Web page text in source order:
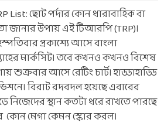
List: ছোট পর্দার কোন ধারাবাহিক বা
জানার উপায় এই টিআরপি (TRP)।
প্রকাশ্যে আসে বাংলা
মার্কসিট। তবে কখনও কখনও বিশেষ
শুক্রবার আসে রেটিং চার্ট। হাড্ডাহাড্ডি
বিরাট রদবদল হয়েছে এবারের
নিজেদের স্থান কতটা ধরে রাখতে পারছে
মেগা কেমন স্কোর করল।